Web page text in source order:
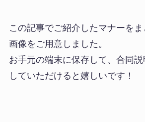
この記事でご紹介したマナーを
画像をご用意しました。
お手元の端末に保存して、合同
していただけると嬉しいです！